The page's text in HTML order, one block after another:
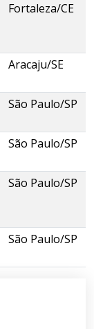
Fortaleza/CE
Aracaju/SE
São Paulo/SP
São Paulo/SP
São Paulo/SP
São Paulo/SP